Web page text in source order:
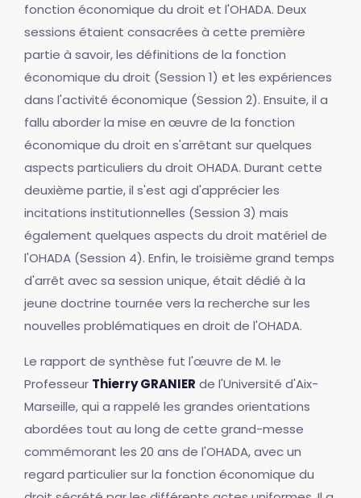
fonction économique du droit et l'OHADA. Deux
sessions étaient consacrées à cette première
partie à savoir, les définitions de la fonction
économique du droit (Session 1) et les expériences
dans l'activité économique (Session 2). Ensuite, il a
fallu aborder la mise en œuvre de la fonction
économique du droit en s'arrêtant sur quelques
aspects particuliers du droit OHADA. Durant cette
deuxième partie, il s'est agi d'apprécier les
incitations institutionnelles (Session 3) mais
également quelques aspects du droit matériel de
l'OHADA (Session 4). Enfin, le troisième grand temps
d'arrêt avec sa session unique, était dédié à la
jeune doctrine tournée vers la recherche sur les
nouvelles problématiques en droit de l'OHADA.
Le rapport de synthèse fut l'œuvre de M. le
Professeur Thierry GRANIER de l'Université d'Aix-
Marseille, qui a rappelé les grandes orientations
abordées tout au long de cette grand-messe
commémorant les 20 ans de l'OHADA, avec un
regard particulier sur la fonction économique du